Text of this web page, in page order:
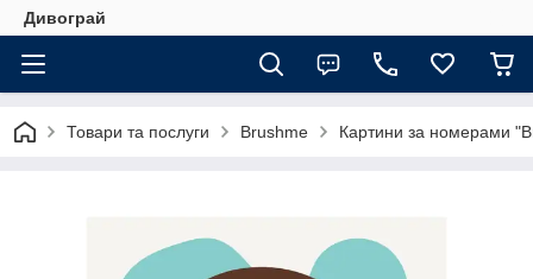
Дивограй
Товари та послуги Brushme Картини за номерами